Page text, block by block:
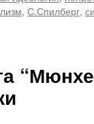
, С.Спилберг,